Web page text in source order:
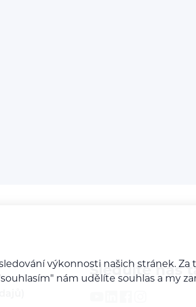
Sledujte nás
výkonnosti našich stránek.
nám udělíte souhlas a my